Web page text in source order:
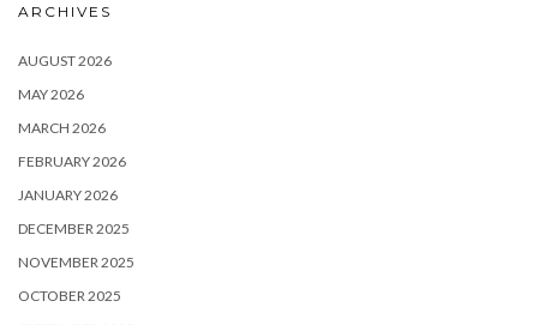
ARCHIVES
AUGUST 2026
MAY 2026
MARCH 2026
FEBRUARY 2026
JANUARY 2026
DECEMBER 2025
NOVEMBER 2025
OCTOBER 2025